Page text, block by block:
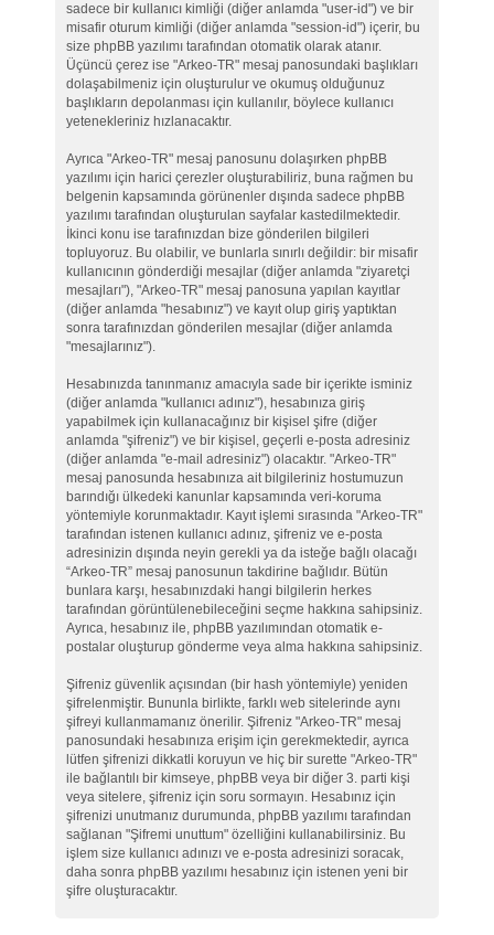
sadece bir kullanıcı kimliği (diğer anlamda "user-id") ve bir
misafir oturum kimliği (diğer anlamda "session-id") içerir, bu
size phpBB yazılımı tarafından otomatik olarak atanır.
Üçüncü çerez ise "Arkeo-TR" mesaj panosundaki başlıkları
dolaşabilmeniz için oluşturulur ve okumuş olduğunuz
başlıkların depolanması için kullanılır, böylece kullanıcı
yetenekleriniz hızlanacaktır.
Ayrıca "Arkeo-TR" mesaj panosunu dolaşırken phpBB
yazılımı için harici çerezler oluşturabiliriz, buna rağmen bu
belgenin kapsamında görünenler dışında sadece phpBB
yazılımı tarafından oluşturulan sayfalar kastedilmektedir.
İkinci konu ise tarafınızdan bize gönderilen bilgileri
topluyoruz. Bu olabilir, ve bunlarla sınırlı değildir: bir misafir
kullanıcının gönderdiği mesajlar (diğer anlamda "ziyaretçi
mesajları"), "Arkeo-TR" mesaj panosuna yapılan kayıtlar
(diğer anlamda "hesabınız") ve kayıt olup giriş yaptıktan
sonra tarafınızdan gönderilen mesajlar (diğer anlamda
"mesajlarınız").
Hesabınızda tanınmanız amacıyla sade bir içerikte isminiz
(diğer anlamda "kullanıcı adınız"), hesabınıza giriş
yapabilmek için kullanacağınız bir kişisel şifre (diğer
anlamda "şifreniz") ve bir kişisel, geçerli e-posta adresiniz
(diğer anlamda "e-mail adresiniz") olacaktır. "Arkeo-TR"
mesaj panosunda hesabınıza ait bilgileriniz hostumuzun
barındığı ülkedeki kanunlar kapsamında veri-koruma
yöntemiyle korunmaktadır. Kayıt işlemi sırasında "Arkeo-TR"
tarafından istenen kullanıcı adınız, şifreniz ve e-posta
adresinizin dışında neyin gerekli ya da isteğe bağlı olacağı
“Arkeo-TR” mesaj panosunun takdirine bağlıdır. Bütün
bunlara karşı, hesabınızdaki hangi bilgilerin herkes
tarafından görüntülenebileceğini seçme hakkına sahipsiniz.
Ayrıca, hesabınız ile, phpBB yazılımından otomatik e-
postalar oluşturup gönderme veya alma hakkına sahipsiniz.
Şifreniz güvenlik açısından (bir hash yöntemiyle) yeniden
şifrelenmiştir. Bununla birlikte, farklı web sitelerinde aynı
şifreyi kullanmamanız önerilir. Şifreniz "Arkeo-TR" mesaj
panosundaki hesabınıza erişim için gerekmektedir, ayrıca
lütfen şifrenizi dikkatli koruyun ve hiç bir surette "Arkeo-TR"
ile bağlantılı bir kimseye, phpBB veya bir diğer 3. parti kişi
veya sitelere, şifreniz için soru sormayın. Hesabınız için
şifrenizi unutmanız durumunda, phpBB yazılımı tarafından
sağlanan "Şifremi unuttum" özelliğini kullanabilirsiniz. Bu
işlem size kullanıcı adınızı ve e-posta adresinizi soracak,
daha sonra phpBB yazılımı hesabınız için istenen yeni bir
şifre oluşturacaktır.